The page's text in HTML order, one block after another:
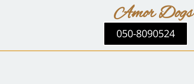
Amor Dogs
050-8090524